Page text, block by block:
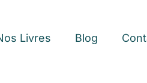
Livres Blog